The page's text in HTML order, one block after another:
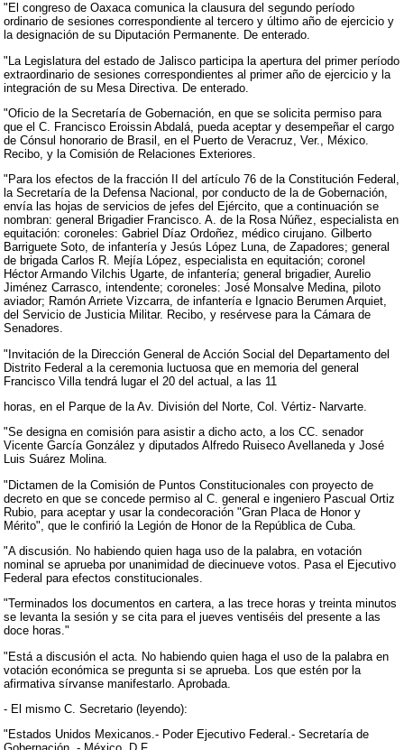
"El congreso de Oaxaca comunica la clausura del segundo período
ordinario de sesiones correspondiente al tercero y último año de ejercicio y
la designación de su Diputación Permanente. De enterado.
"La Legislatura del estado de Jalisco participa la apertura del primer período
extraordinario de sesiones correspondientes al primer año de ejercicio y la
integración de su Mesa Directiva. De enterado.
"Oficio de la Secretaría de Gobernación, en que se solicita permiso para
que el C. Francisco Eroissin Abdalá, pueda aceptar y desempeñar el cargo
de Cónsul honorario de Brasil, en el Puerto de Veracruz, Ver., México.
Recibo, y la Comisión de Relaciones Exteriores.
"Para los efectos de la fracción II del artículo 76 de la Constitución Federal,
la Secretaría de la Defensa Nacional, por conducto de la de Gobernación,
envía las hojas de servicios de jefes del Ejército, que a continuación se
nombran: general Brigadier Francisco. A. de la Rosa Núñez, especialista en
equitación: coroneles: Gabriel Díaz Ordoñez, médico cirujano. Gilberto
Barriguete Soto, de infantería y Jesús López Luna, de Zapadores; general
de brigada Carlos R. Mejía López, especialista en equitación; coronel
Héctor Armando Vilchis Ugarte, de infantería; general brigadier, Aurelio
Jiménez Carrasco, intendente; coroneles: José Monsalve Medina, piloto
aviador; Ramón Arriete Vizcarra, de infantería e Ignacio Berumen Arquiet,
del Servicio de Justicia Militar. Recibo, y resérvese para la Cámara de
Senadores.
"Invitación de la Dirección General de Acción Social del Departamento del
Distrito Federal a la ceremonia luctuosa que en memoria del general
Francisco Villa tendrá lugar el 20 del actual, a las 11
horas, en el Parque de la Av. División del Norte, Col. Vértiz- Narvarte.
"Se designa en comisión para asistir a dicho acto, a los CC. senador
Vicente García González y diputados Alfredo Ruiseco Avellaneda y José
Luis Suárez Molina.
"Dictamen de la Comisión de Puntos Constitucionales con proyecto de
decreto en que se concede permiso al C. general e ingeniero Pascual Ortiz
Rubio, para aceptar y usar la condecoración "Gran Placa de Honor y
Mérito", que le confirió la Legión de Honor de la República de Cuba.
"A discusión. No habiendo quien haga uso de la palabra, en votación
nominal se aprueba por unanimidad de diecinueve votos. Pasa el Ejecutivo
Federal para efectos constitucionales.
"Terminados los documentos en cartera, a las trece horas y treinta minutos
se levanta la sesión y se cita para el jueves ventiséis del presente a las
doce horas."
"Está a discusión el acta. No habiendo quien haga el uso de la palabra en
votación económica se pregunta si se aprueba. Los que estén por la
afirmativa sírvanse manifestarlo. Aprobada.
- El mismo C. Secretario (leyendo):
"Estados Unidos Mexicanos.- Poder Ejecutivo Federal.- Secretaría de